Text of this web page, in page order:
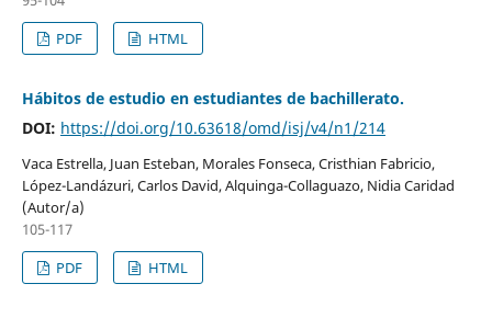
PDF
HTML
Hábitos de estudio en estudiantes de bachillerato.
DOI: https://doi.org/10.63618/omd/isj/v4/n1/214
Vaca Estrella, Juan Esteban, Morales Fonseca, Cristhian Fabricio,
López-Landázuri, Carlos David, Alquinga-Collaguazo, Nidia Caridad
(Autor/a)
105-117
PDF
HTML